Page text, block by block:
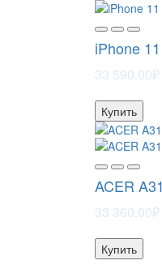
iPhone
33 590.00₽
Купить
ACER
33 360.00₽
Купить